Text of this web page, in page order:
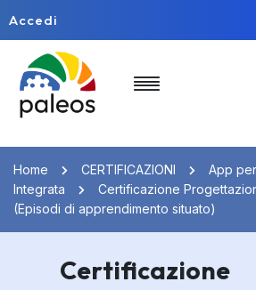
Accedi
Home CERTIFICAZIONI
App
Integrata
Certificazione
(Episodi di apprendimento situato)
Certificazione